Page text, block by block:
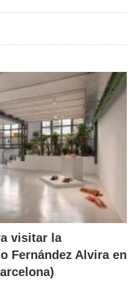
visitar la
Fernández Alvira en